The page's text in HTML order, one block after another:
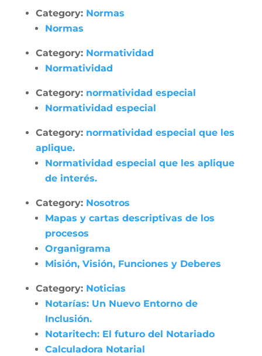
Category: Normas
Normas
Category: Normatividad
Normatividad
Category: normatividad especial
Normatividad especial
Category: normatividad especial que les
aplique.
Normatividad especial que les aplique
de interés.
Category: Nosotros
Mapas y cartas descriptivas de los
procesos
Organigrama
Misión, Visión, Funciones y Deberes
Category: Noticias
Notarías: Un Nuevo Entorno de
Inclusión.
Notaritech: El futuro del Notariado
Calculadora Notarial